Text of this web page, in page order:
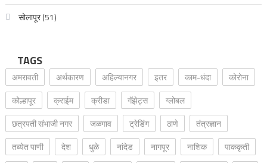
सोलापूर(51)
TAGS
अमरावती अर्थकारण अहिल्यानगर इतर काम-धंदा
कोरोना
कोल्हापूर
क्राईम क्रीडा गॅझेट्स
ग्लोबल
छत्रपती संभाजी नगर
जळगाव ट्रेडिंग ठाणे
तंत्रज्ञान
तब्येत पाणी
देश धुळे नांदेड नागपूर नाशिक
पाककृती